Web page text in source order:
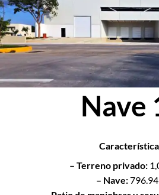
Nave
– Terreno privado:
– Nave:796.94